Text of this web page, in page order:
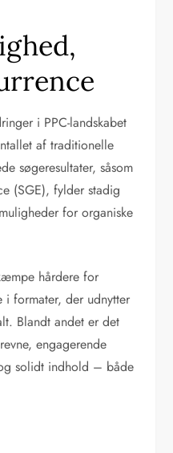
i PPC-landskabet
af traditionelle
søgeresultater, såsom
(SGE), fylder stadig
for organiske
hårdere for
formater, der udnytter
Blandt andet er det
engagerende
solidt indhold – både